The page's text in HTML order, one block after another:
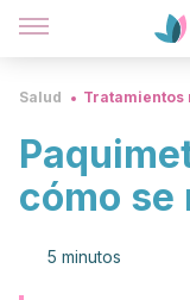
Salud Tratamientos
cómo se
5 minutos